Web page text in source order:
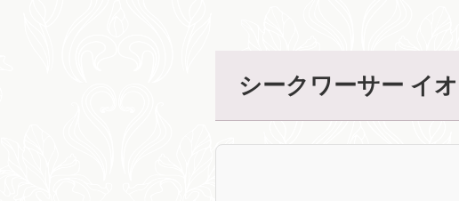
シークワーサー イ